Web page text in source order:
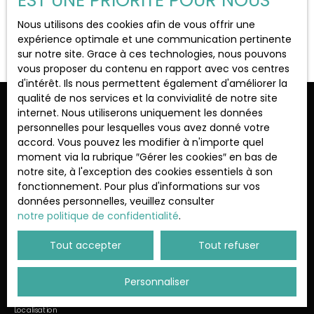
Trappes (78190)
Localisation
Loyer max (€/mois)
Surface min (m²)
Rechercher
Aucun résultat
Ne manquez plus aucun bien
correspondant à votre recherche !
Prénom Nom
Email
Location
Localisation
Nous utilisons des cookies afin de vous offrir une
expérience optimale et une communication pertinente
sur notre site. Grace à ces technologies, nous pouvons
vous proposer du contenu en rapport avec vos centres
d'intérêt. Ils nous permettent également d'améliorer la
qualité de nos services et la convivialité de notre site
internet. Nous utiliserons uniquement les données
personnelles pour lesquelles vous avez donné votre
accord. Vous pouvez les modifier à n'importe quel
moment via la rubrique ″Gérer les cookies″ en bas de
notre site, à l'exception des cookies essentiels à son
fonctionnement. Pour plus d'informations sur vos
données personnelles, veuillez consulter
notre politique de confidentialité.
Tout accepter Tout refuser
Personnaliser